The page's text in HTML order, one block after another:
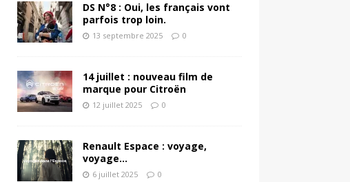
DS N°8 : Oui, les français vont
parfois trop loin.
13 septembre 2025 0
14 juillet : nouveau film de
marque pour Citroën
12 juillet 2025 0
Renault Espace : voyage,
voyage…
6 juillet 2025 0